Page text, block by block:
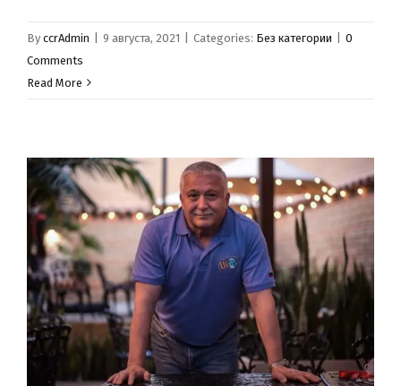
By ccrAdmin 9 августа, 2021 Categories: Без категории
0
Comments
Read More